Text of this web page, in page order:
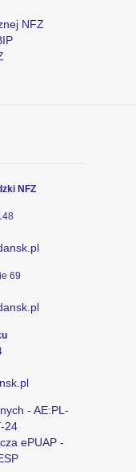
NFZ
NFZ
69
- AE:PL-
24
ePUAP -